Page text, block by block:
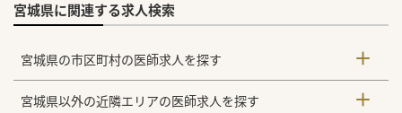
宮城県に関連する求人検索
宮城県の市区町村の医師求人を探す
宮城県以外の近隣エリアの医師求人を探す